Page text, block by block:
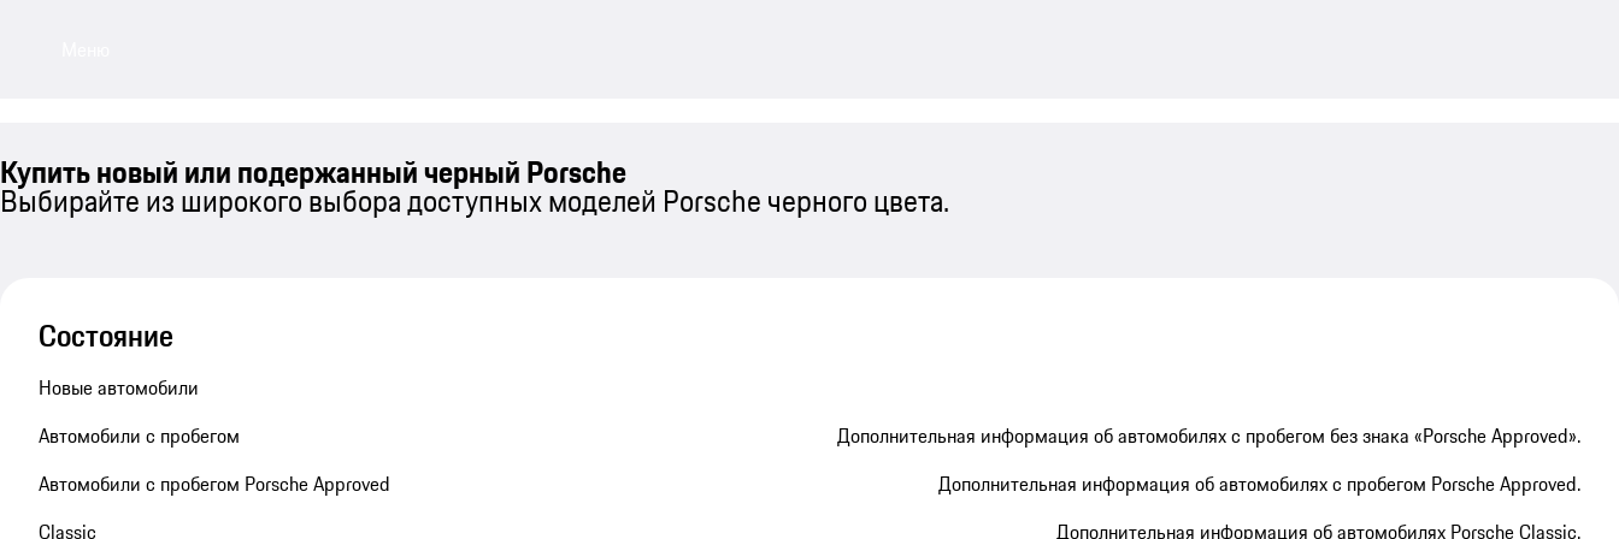
Купить новый или подержанный черный Porsche
Выбирайте из широкого выбора доступных моделей Porsche черного цвета.
Состояние
Новые автомобили
Автомобили с пробегом
Дополнительная информация об автомобилях с пробегом без знака «Porsche Approved».
Автомобили с пробегом Porsche Approved
Дополнительная информация об автомобилях с пробегом Porsche Approved.
Classic
Дополнительная информация об автомобилях Porsche Classic.